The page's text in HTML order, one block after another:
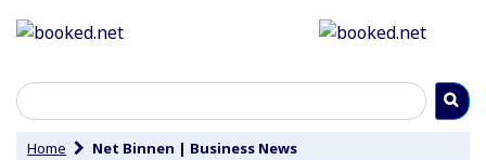
Home Net Binnen | Business News